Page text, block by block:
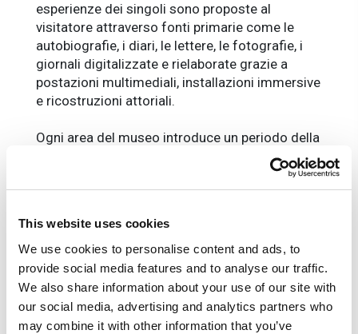
This website uses cookies
We use cookies to personalise content and ads, to
provide social media features and to analyse our traffic.
We also share information about your use of our site with
our social media, advertising and analytics partners who
may combine it with other information that you’ve
esperienze dei singoli sono proposte al
visitatore attraverso fonti primarie come le
autobiografie, i diari, le lettere, le fotografie, i
giornali digitalizzate e rielaborate grazie a
postazioni multimediali, installazioni immersive
e ricostruzioni attoriali.
Ogni area del museo introduce un periodo della
diffusione del concetto di “confine”.
destinazione all’estero e non appartiene solo al
passato. Per questo il museo racconta anche
l’emigrazione interna, declinata nelle sue due
grandi direttrici, dalla campagna alla città e dal
Sud al Nord, e l’emigrazione contemporanea,
con le forme che ha assunto dopo